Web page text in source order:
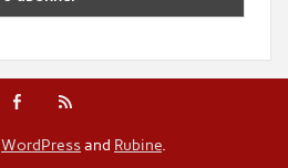
WordPressand Rubine.